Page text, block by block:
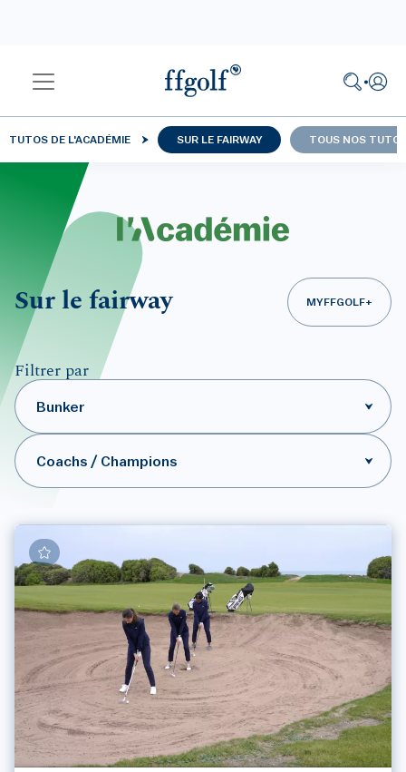
TUTOS DE L'ACADÉMIE SUR LE FAIRWAY TOUS NOS
Sur le fairway MYFFGOLF
Filtrer par
Bunker
Coachs / Champions